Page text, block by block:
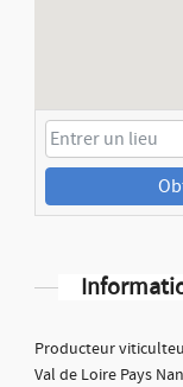
Producteur
Val de Loire Pays